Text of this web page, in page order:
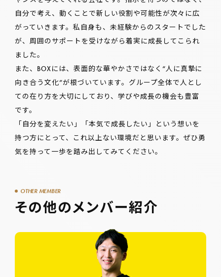
自分で考え、動くことで新しい役割や可能性が次々に広
がっていきます。私自身も、未経験からのスタートでした
が、周囲のサポートを受けながら着実に成長してこられ
ました。
また、BOXには、表面的な華やかさではなく“人に真摯に
向き合う文化”が根づいています。グループ全体で人とし
ての在り方を大切にしており、学びや成長の機会も豊富
です。
「自分を変えたい」「本気で成長したい」という想いを
持つ方にとって、これ以上ない環境だと思います。ぜひ勇
気を持って一歩を踏み出してみてください。
OTHER MEMBER
その他のメンバー紹介